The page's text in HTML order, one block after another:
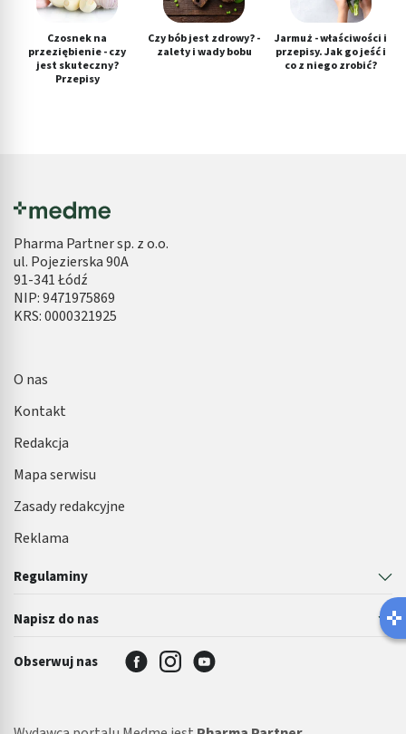
Czosnek na
przeziębienie - czy
jest skuteczny?
Przepisy
Czy bób jest zdrowy? -
zalety i wady bobu
Jarmuż - właściwości i
przepisy. Jak go jeść i
co z niego zrobić?
Pharma Partner sp. z o.o.
ul. Pojezierska 90A
91-341 Łódź
NIP: 9471975869
KRS: 0000321925
Regulaminy
Napisz do nas
O nas
Kontakt
Redakcja
Mapa serwisu
Zasady redakcyjne
Reklama
Obserwuj nas